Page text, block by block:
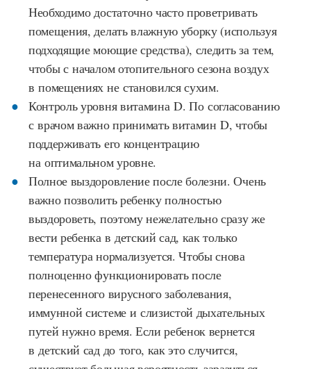
Необходимо достаточно часто проветривать
помещения, делать влажную уборку (используя
подходящие моющие средства), следить за тем,
чтобы с началом отопительного сезона воздух
в помещениях не становился сухим.
Контроль уровня витамина D. По согласованию
с врачом важно принимать витамин D, чтобы
поддерживать его концентрацию
на оптимальном уровне.
Полное выздоровление после болезни. Очень
важно позволить ребенку полностью
выздороветь, поэтому нежелательно сразу же
вести ребенка в детский сад, как только
температура нормализуется. Чтобы снова
полноценно функционировать после
перенесенного вирусного заболевания,
иммунной системе и слизистой дыхательных
путей нужно время. Если ребенок вернется
в детский сад до того, как это случится,